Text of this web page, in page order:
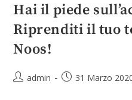
Hai il piede
Riprenditi il tuo
Noos!
admin 31 Marzo